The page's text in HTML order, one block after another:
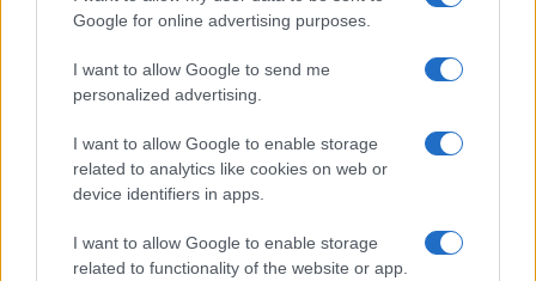
Google for online advertising purposes.
I want to allow Google to send me
personalized advertising.
I want to allow Google to enable storage
related to analytics like cookies on web or
device identifiers in apps.
I want to allow Google to enable storage
related to functionality of the website or app.
LIFESTYLE